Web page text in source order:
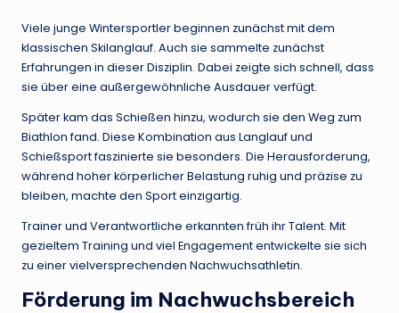
Viele junge Wintersportler beginnen zunächst mit dem
klassischen Skilanglauf. Auch sie sammelte zunächst
Erfahrungen in dieser Disziplin. Dabei zeigte sich schnell, dass
sie über eine außergewöhnliche Ausdauer verfügt.
Später kam das Schießen hinzu, wodurch sie den Weg zum
Biathlon fand. Diese Kombination aus Langlauf und
Schießsport faszinierte sie besonders. Die Herausforderung,
während hoher körperlicher Belastung ruhig und präzise zu
bleiben, machte den Sport einzigartig.
Trainer und Verantwortliche erkannten früh ihr Talent. Mit
gezieltem Training und viel Engagement entwickelte sie sich
zu einer vielversprechenden Nachwuchsathletin.
Förderung im Nachwuchsbereich